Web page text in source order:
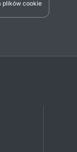
plików cookie